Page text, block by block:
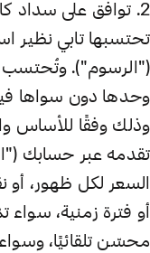
2. توافق على سداد
تحتسبها تابي نظير
("الرسوم"). وتُحتسب
وحدها دون سواها
وذلك وفقًا للأساس
تقدمه عبر حسابك
السعر لكل ظهور، أو
أو فترة زمنية،
محسّن تلقائيًا،